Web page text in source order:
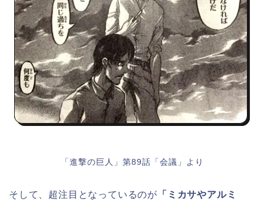
「進撃の巨人」第89話「会議」より
そして、超注目となっているのが 「ミカサやアルミ